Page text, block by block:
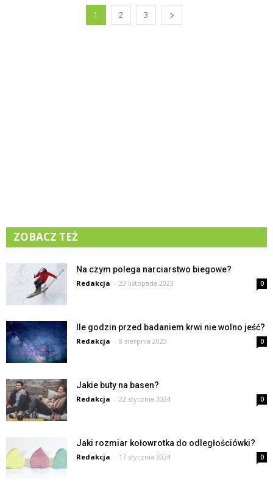
1 2 3
ZOBACZ TEŻ
Na czym polega narciarstwo biegowe?
Redakcja - 23 listopada 2023 0
Ile godzin przed badaniem krwi nie wolno jeść?
Redakcja - 8 sierpnia 2023 0
Jakie buty na basen?
Redakcja - 22 stycznia 2024 0
Jaki rozmiar kołowrotka do odległościówki?
Redakcja - 17 stycznia 2024 0